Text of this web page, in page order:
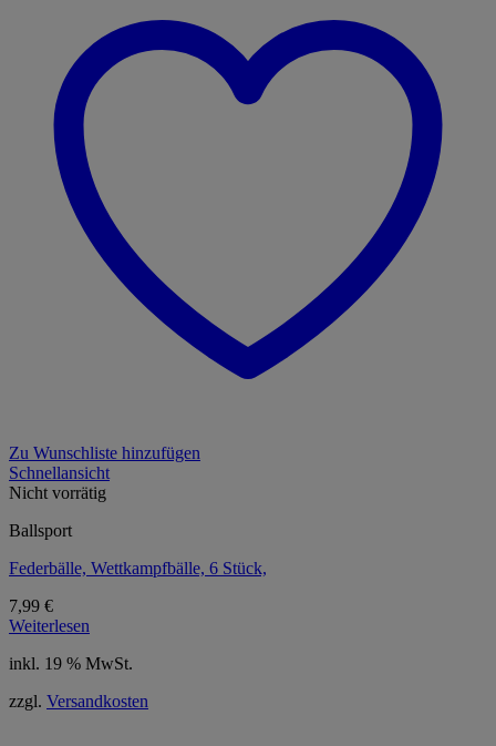
Zu Wunschliste hinzufügen
Schnellansicht
Nicht vorrätig
Ballsport
Federbälle, Wettkampfbälle, 6 Stück,
7,99 €
Weiterlesen
inkl. 19 % MwSt.
zzgl. Versandkosten